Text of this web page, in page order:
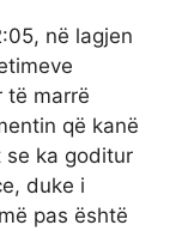
në lagjen
të marrë
që kanë
se ka goditur
duke i
pas është